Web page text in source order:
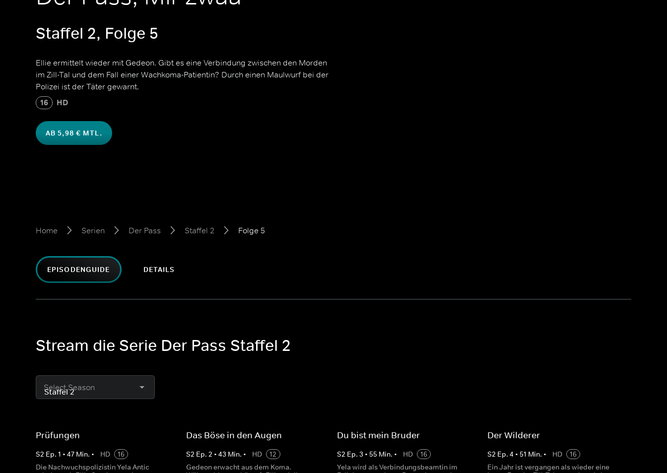
Staffel 2, Folge 5
Ellie ermittelt wieder mit Gedeon. Gibt es eine Verbindung zwischen den Morden
im Zill-Tal und dem Fall einer Wachkoma-Patientin? Durch einen Maulwurf bei der
Polizei ist der Täter gewarnt.
16 HD
AB 5,98 € MTL.
Home Serien Der Pass Staffel 2 Folge 5
EPISODENGUIDE DETAILS
Stream die Serie Der Pass Staffel 2
Select Season
Prüfungen
S2 Ep. 1 • 47 Min. • HD
16
Die Nachwuchspolizistin Yela Antic
Das Böse in den Augen
S2 Ep.2 •43 Min. • HD
12
Gedeon erwacht aus dem Koma.
Du bist mein Bruder
S2 Ep. 3 • 55 Min. • HD
16
Yela wird als Verbindungsbeamtin im
Der Wilderer
S2 Ep. 4 • 51 Min. • HD
16
Ein Jahr ist vergangen als wieder eine